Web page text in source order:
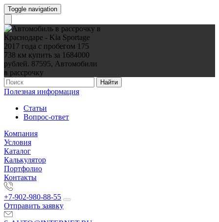
Toggle navigation
Найти
Полезная информация
Статьи
Вопрос-ответ
Компания
Условия
Каталог
Калькулятор
Портфолио
Контакты
+7-902-980-88-55
Отправить заявку